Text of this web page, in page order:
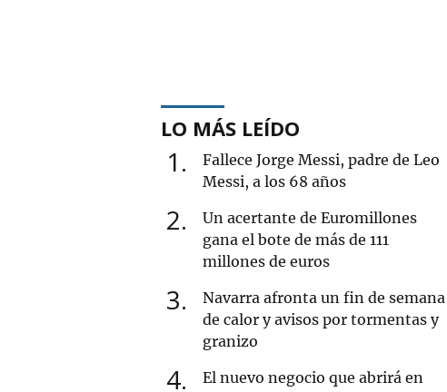
LO MÁS LEÍDO
1
Fallece Jorge Messi, padre de Leo
Messi, a los 68 años
2
Un acertante de Euromillones
gana el bote de más de 111
millones de euros
3
Navarra afronta un fin de semana
de calor y avisos por tormentas y
granizo
4
El nuevo negocio que abrirá en